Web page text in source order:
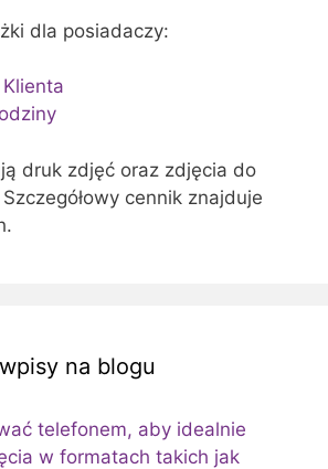
dla posiadaczy:
druk zdjęć oraz zdjęcia do
cennik znajduje
na blogu
telefonem, aby idealnie
w formatach takich jak